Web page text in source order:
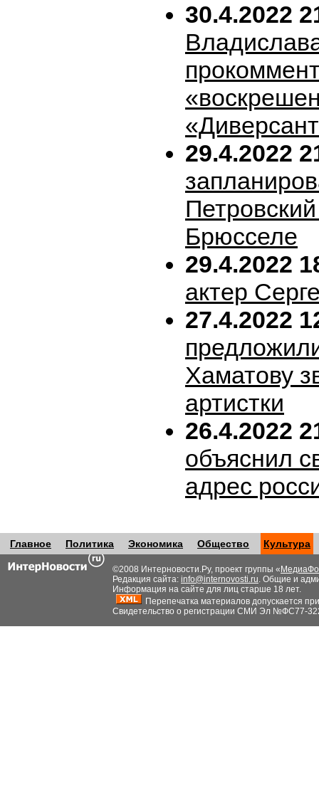
30.4.2022
29.4.2022
Брюсселе
29.4.2022
актер
27.4.2022
Хаматову
артистки
26.4.2022
объяснил
адрес
Главное Политика Экономика Общество Культура
©2008 Интерновости.Ру, проект группы «
Редакция сайта: info@internovosti.ru. Общие и
Информация на сайте для лиц старше 18 лет.
Перепечатка материалов допускается
Свидетельство о регистрации СМИ Эл №ФС77-